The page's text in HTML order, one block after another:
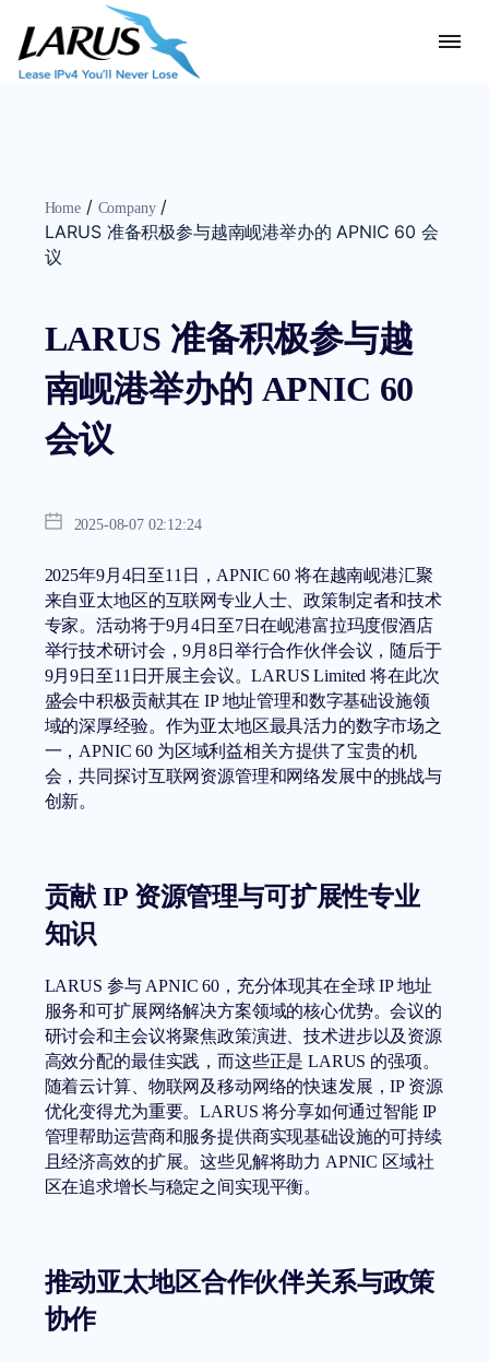
Home / Company /
LARUS 准备积极参与越南岘港举办的 APNIC 60 会
议
LARUS 准备积极参与越
南岘港举办的 APNIC 60
会议
2025-08-07 02:12:24
2025年9月4日至11日，APNIC 60 将在越南岘港汇聚
来自亚太地区的互联网专业人士、政策制定者和技术
专家。活动将于9月4日至7日在岘港富拉玛度假酒店
举行技术研讨会，9月8日举行合作伙伴会议，随后于
9月9日至11日开展主会议。LARUS Limited 将在此次
盛会中积极贡献其在 IP 地址管理和数字基础设施领
域的深厚经验。作为亚太地区最具活力的数字市场之
一，APNIC 60 为区域利益相关方提供了宝贵的机
会，共同探讨互联网资源管理和网络发展中的挑战与
创新。
贡献 IP 资源管理与可扩展性专业
知识
LARUS 参与 APNIC 60，充分体现其在全球 IP 地址
服务和可扩展网络解决方案领域的核心优势。会议的
研讨会和主会议将聚焦政策演进、技术进步以及资源
高效分配的最佳实践，而这些正是 LARUS 的强项。
随着云计算、物联网及移动网络的快速发展，IP 资源
优化变得尤为重要。LARUS 将分享如何通过智能 IP
管理帮助运营商和服务提供商实现基础设施的可持续
且经济高效的扩展。这些见解将助力 APNIC 区域社
区在追求增长与稳定之间实现平衡。
推动亚太地区合作伙伴关系与政策
协作